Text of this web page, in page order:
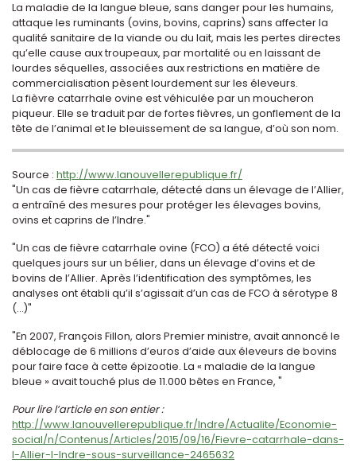
La maladie de la langue bleue, sans danger pour les humains,
attaque les ruminants (ovins, bovins, caprins) sans affecter la
qualité sanitaire de la viande ou du lait, mais les pertes directes
qu’elle cause aux troupeaux, par mortalité ou en laissant de
lourdes séquelles, associées aux restrictions en matière de
commercialisation pèsent lourdement sur les éleveurs.
La fièvre catarrhale ovine est véhiculée par un moucheron
piqueur. Elle se traduit par de fortes fièvres, un gonflement de la
tête de l’animal et le bleuissement de sa langue, d’où son nom.
Source : http://www.lanouvellerepublique.fr/
"Un cas de fièvre catarrhale, détecté dans un élevage de l’Allier,
a entraîné des mesures pour protéger les élevages bovins,
ovins et caprins de l’Indre."
"Un cas de fièvre catarrhale ovine (FCO) a été détecté voici
quelques jours sur un bélier, dans un élevage d’ovins et de
bovins de l’Allier. Après l’identification des symptômes, les
analyses ont établi qu’il s’agissait d’un cas de FCO à sérotype 8
(...)"
"En 2007, François Fillon, alors Premier ministre, avait annoncé le
déblocage de 6 millions d’euros d’aide aux éleveurs de bovins
pour faire face à cette épizootie. La « maladie de la langue
bleue » avait touché plus de 11.000 bêtes en France, "
Pour lire l’article en son entier :
http://www.lanouvellerepublique.fr/Indre/Actualite/Economie-
social/n/Contenus/Articles/2015/09/16/Fievre-catarrhale-dans-
l-Allier-l-Indre-sous-surveillance-2465632